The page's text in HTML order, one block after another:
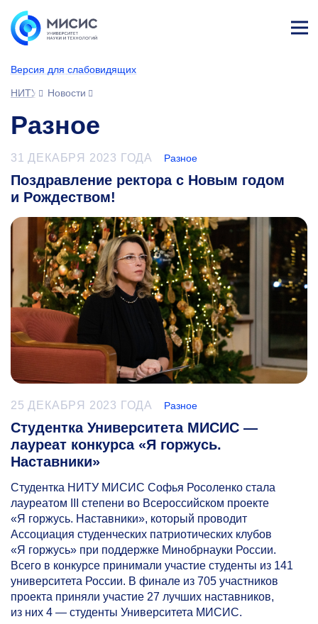
Версия для слабовидящих
НИТУ МИСИС
Новости
Разное
31 ДЕКАБРЯ 2023 ГОДА Разное
Поздравление ректора с Новым годом
и Рождеством!
25 ДЕКАБРЯ 2023 ГОДА Разное
Студентка Университета МИСИС —
лауреат конкурса «Я горжусь.
Наставники»
Студентка НИТУ МИСИС Софья Росоленко стала
лауреатом III степени во Всероссийском проекте
«Я горжусь. Наставники», который проводит
Ассоциация студенческих патриотических клубов
«Я горжусь» при поддержке Минобрнауки России.
Всего в конкурсе принимали участие студенты из 141
университета России. В финале из 705 участников
проекта приняли участие 27 лучших наставников,
из них 4 — студенты Университета МИСИС.